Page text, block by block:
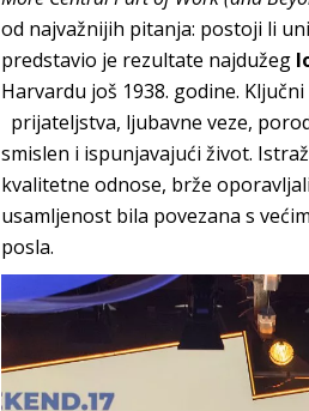
od najvažnijih pitanja: postoji li
predstavio je rezultate najdužeg
Harvardu još 1938. godine.
prijateljstva, ljubavne veze,
smislen i ispunjavajući život.
kvalitetne odnose, brže
usamljenost bila povezana s
posla.